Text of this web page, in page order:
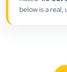
below is a
Aarya
and
understand
clearly